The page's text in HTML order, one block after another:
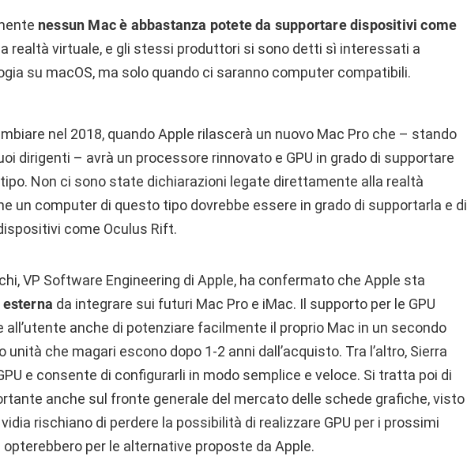
nessun Mac è abbastanza potete da supportare dispositivi come
realtà virtuale, e gli stessi produttori si sono detti sì interessati a
su macOS, ma solo quando ci saranno computer compatibili.
nel 2018, quando Apple rilascerà un nuovo Mac Pro che – stando
dirigenti – avrà un processore rinnovato e GPU in grado di supportare
Non ci sono state dichiarazioni legate direttamente alla realtà
un computer di questo tipo dovrebbe essere in grado di supportarla e di
come Oculus Rift.
VP Software Engineering di Apple, ha confermato che Apple sta
esterna da integrare sui futuri Mac Pro e iMac. Il supporto per le GPU
anche di potenziare facilmente il proprio Mac in un secondo
che magari escono dopo 1-2 anni dall’acquisto. Tra l’altro, Sierra
e consente di configurarli in modo semplice e veloce. Si tratta poi di
anche sul fronte generale del mercato delle schede grafiche, visto
rischiano di perdere la possibilità di realizzare GPU per i prossimi
per le alternative proposte da Apple.